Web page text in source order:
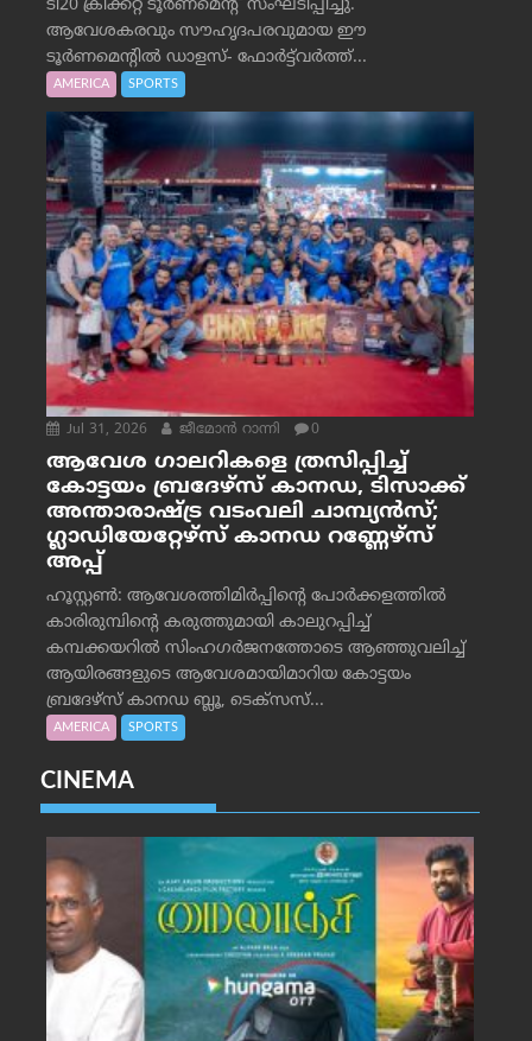
ടി20 ക്രിക്കറ്റ് ടൂർണമെന്റ് സംഘടിപ്പിച്ചു.
ആവേശകരവും സൗഹൃദപരവുമായ ഈ
ടൂർണമെന്റിൽ ഡാളസ്- ഫോർട്ട്‌വര്‍ത്ത്...
AMERICA SPORTS
Jul 31, 2026 ജീമോന്‍ റാന്നി 0
ആവേശ ഗാലറികളെ ത്രസിപ്പിച്ച്
കോട്ടയം ബ്രദേഴ്‌സ് കാനഡ, ടിസാക്ക്
അന്താരാഷ്ട്ര വടംവലി ചാമ്പ്യന്‍സ്;
ഗ്ലാഡിയേറ്റേഴ്‌സ് കാനഡ റണ്ണേഴ്‌സ്
അപ്പ്
ഹൂസ്റ്റണ്‍: ആവേശത്തിമിര്‍പ്പിന്റെ പോര്‍ക്കളത്തില്‍
കാരിരുമ്പിന്റെ കരുത്തുമായി കാലുറപ്പിച്ച്
കമ്പക്കയറില്‍ സിംഹഗര്‍ജനത്തോടെ ആഞ്ഞുവലിച്ച്
ആയിരങ്ങളുടെ ആവേശമായിമാറിയ കോട്ടയം
ബ്രദേഴ്‌സ് കാനഡ ബ്ലൂ, ടെക്‌സസ്...
AMERICA SPORTS
CINEMA